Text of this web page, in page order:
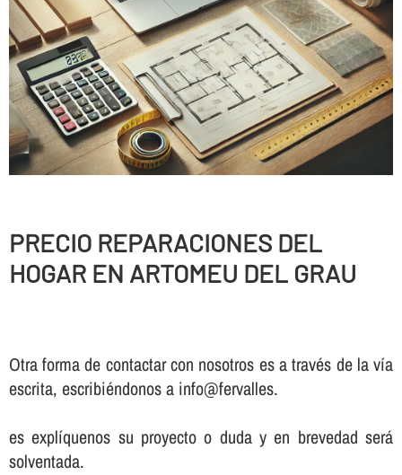
PRECIO REPARACIONES DEL
HOGAR EN ARTOMEU DEL GRAU
Otra forma de contactar con nosotros es a través de la vía
escrita, escribiéndonos a info@fervalles.
es explíquenos su proyecto o duda y en brevedad será
solventada.